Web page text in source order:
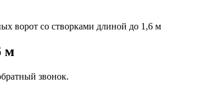
ворот со створками длиной до 1,6 м
м
звонок.